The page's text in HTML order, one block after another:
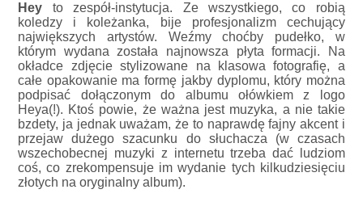
Hey to zespół-instytucja. Ze wszystkiego, co robią
koledzy i koleżanka, bije profesjonalizm cechujący
największych artystów. Weźmy choćby pudełko, w
którym wydana została najnowsza płyta formacji. Na
okładce zdjęcie stylizowane na klasowa fotografię, a
całe opakowanie ma formę jakby dyplomu, który można
podpisać dołączonym do albumu ołówkiem z logo
Heya(!). Ktoś powie, że ważna jest muzyka, a nie takie
bzdety, ja jednak uważam, że to naprawdę fajny akcent i
przejaw dużego szacunku do słuchacza (w czasach
wszechobecnej muzyki z internetu trzeba dać ludziom
coś, co zrekompensuje im wydanie tych kilkudziesięciu
złotych na oryginalny album).